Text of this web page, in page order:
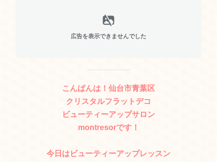
広告を表示できませんでした
こんばんは！仙台市青葉区
クリスタルフラットデコ
ビューティーアップサロン
montresorです！
今日はビューティーアップレッスン